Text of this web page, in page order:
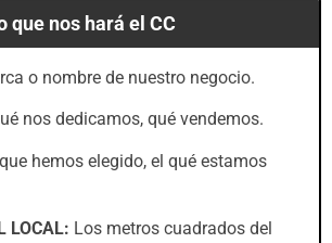
que nos hará el CC
o nombre de nuestro negocio.
nos dedicamos, qué vendemos.
hemos elegido, el qué estamos
LOCAL: Los metros cuadrados del